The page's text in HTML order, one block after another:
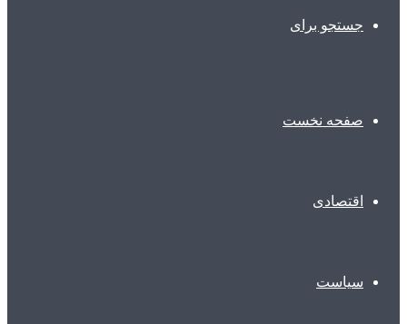
جستجو برای
صفحه نخست
اقتصادی
سیاست